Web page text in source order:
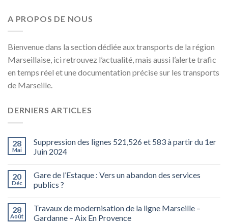
A PROPOS DE NOUS
Bienvenue dans la section dédiée aux transports de la région
Marseillaise, ici retrouvez l’actualité, mais aussi l’alerte trafic
en temps réel et une documentation précise sur les transports
de Marseille.
DERNIERS ARTICLES
28
Mai
Suppression des lignes 521,526 et 583 à partir du 1er
Juin 2024
20
Déc
Gare de l’Estaque : Vers un abandon des services
publics ?
28
Août
Travaux de modernisation de la ligne Marseille –
Gardanne – Aix En Provence